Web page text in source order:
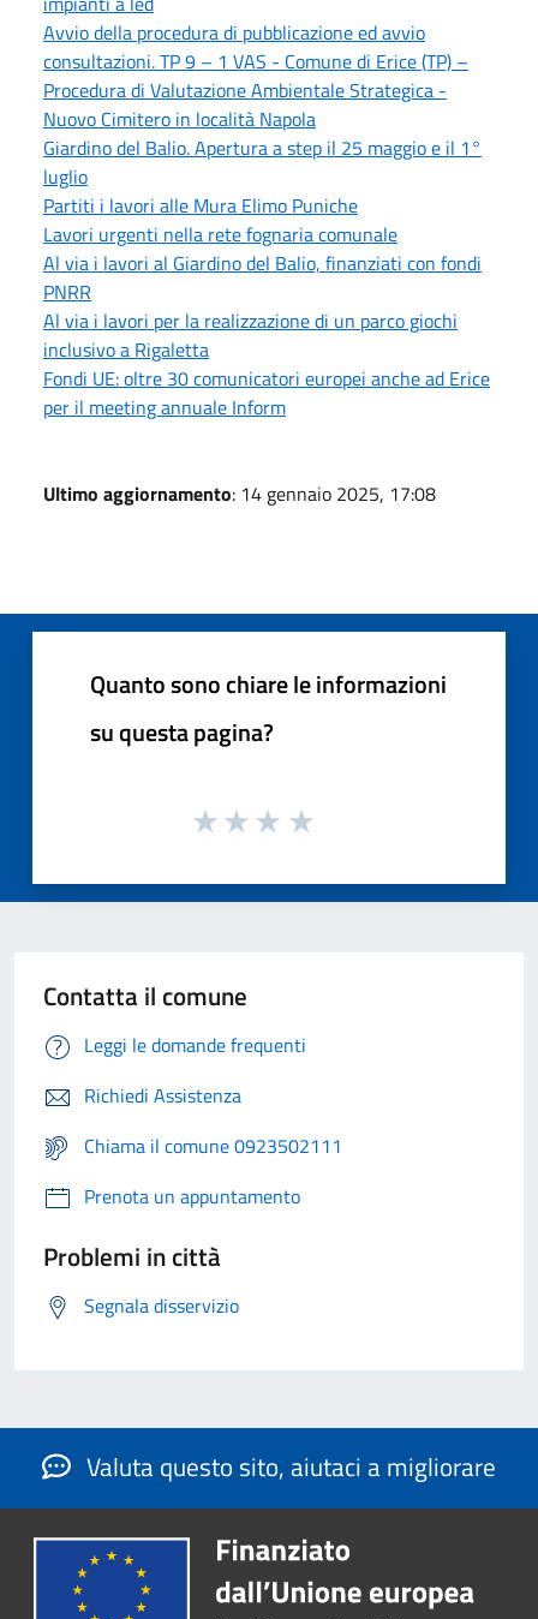
Avvio della procedura di pubblicazione ed avvio
consultazioni. TP 9 – 1 VAS - Comune di Erice (TP) –
Procedura di Valutazione Ambientale Strategica -
Nuovo Cimitero in località Napola
Giardino del Balio. Apertura a step il 25 maggio e il 1°
luglio
Partiti i lavori alle Mura Elimo Puniche
Lavori urgenti nella rete fognaria comunale
Al via i lavori al Giardino del Balio, finanziati con fondi
PNRR
Al via i lavori per la realizzazione di un parco giochi
inclusivo a Rigaletta
Fondi UE: oltre 30 comunicatori europei anche ad Erice
per il meeting annuale Inform
Ultimo aggiornamento: 14 gennaio 2025, 17:08
Quanto sono chiare le informazioni
su questa pagina?
Contatta il comune
Leggi le domande frequenti
Richiedi Assistenza
Chiama il comune 0923502111
Prenota un appuntamento
Problemi in città
Segnala disservizio
Valuta questo sito, aiutaci a migliorare